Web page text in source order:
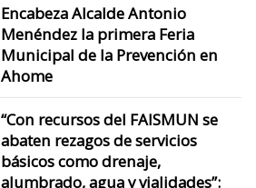
Encabeza Alcalde Antonio
Menéndez la primera Feria
Municipal de la Prevención en
Ahome
“Con recursos del FAISMUN se
abaten rezagos de servicios
básicos como drenaje,
alumbrado, agua y vialidades”: